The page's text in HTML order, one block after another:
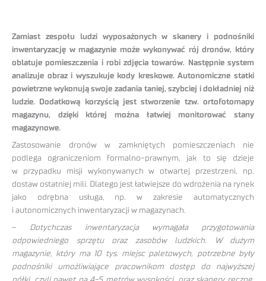
Zamiast zespołu ludzi wyposażonych w skanery i podnośniki
inwentaryzację w magazynie może wykonywać rój dronów, który
oblatuje pomieszczenia i robi zdjęcia towarów. Następnie system
analizuje obraz i wyszukuje kody kreskowe. Autonomiczne statki
powietrzne wykonują swoje zadania taniej, szybciej i dokładniej niż
ludzie. Dodatkową korzyścią jest stworzenie tzw. ortofotomapy
magazynu, dzięki której można łatwiej monitorować stany
magazynowe.
Zastosowanie dronów w zamkniętych pomieszczeniach nie
podlega ograniczeniom formalno-prawnym, jak to się dzieje
w przypadku misji wykonywanych w otwartej przestrzeni, np.
dostaw ostatniej mili. Dlatego jest łatwiejsze do wdrożenia na rynek
jako odrębna usługa, np. w zakresie automatycznych
i autonomicznych inwentaryzacji w magazynach.
– Dotychczas inwentaryzacja wymagała przygotowania
odpowiedniego sprzętu oraz zasobów ludzkich. W dużym
magazynie, który ma 10 tys. miejsc paletowych, potrzebne były
podnośniki umożliwiające pracownikom dostęp do najwyższej